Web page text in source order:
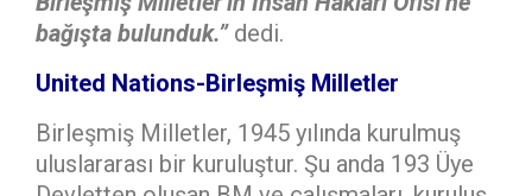
bağışta bulunduk.” dedi.
United Nations-Birleşmiş Milletler
Birleşmiş Milletler, 1945 yılında kurulmuş
uluslararası bir kuruluştur. Şu anda 193 Üye